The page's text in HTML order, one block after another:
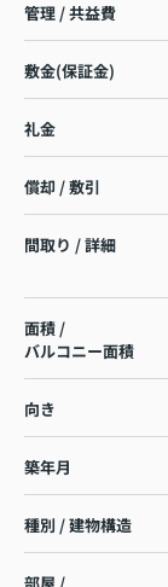
管理 / 共益費
敷金(保証金)
礼金
償却 / 敷引
間取り / 詳細
面積 /
バルコニー面積
向き
築年月
種別 / 建物構造